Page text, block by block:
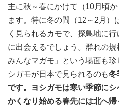
主に秋～春にかけて（10月頃
ます。特に冬の間（12～2月）
く見られるカモで、探鳥地に
に出会えるでしょう。群れの
みんなマガモ」という場面も
シガモが日本で見られるのも冬
です。ヨシガモは寒い季節に
かくなり始める春先には北へ帰